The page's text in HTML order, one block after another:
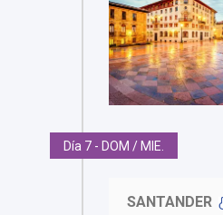
Día 7 - DOM / MIE.
SANTANDER